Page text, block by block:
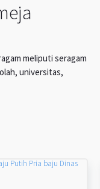
meliputi seragam
universitas,
Putih Pria baju Dinas